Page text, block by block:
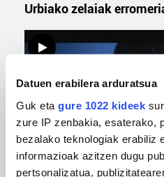
Datuen erabilera arduratsua
Guk eta gure 1022 kideek
zure IP zenbakia, esaterako,
bezalako teknologiak erabiliz
informazioak azitzen dugu
pertsonalizatua,
Urbiako zelaiak
MUSIKA